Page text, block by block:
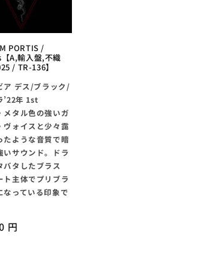
PORTIS /
A,輸入盤,不織
/ TR-136】
ア デス/ブラック/
’22年 1st
メタル色の強いガ
ヴォイスと少々靄
たような音質で暗
いサウンド。ドラ
バタしたブラス
ト主体でプリブラ
なっている印象で
円